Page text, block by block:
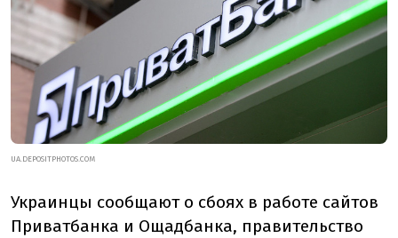
UA.DEPOSITPHOTOS.COM
Украинцы сообщают о сбоях в работе сайтов
Приватбанка и Ощадбанка, правительство